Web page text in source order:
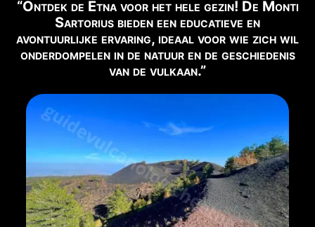
⚠️ ZUGANG ZUM GIPFEL
Nur mit autorisiertem Guide.
BLICK AUF DEN VULKAN
✅ EMPFOHLENE AUSFLÜGE FÜR DIESE ZEIT
Nachfolgend finden Sie die in diesem Zeitraum
verfügbaren Ausflüge:
❄️ Krater von 2002 oder Schneeschuh (bei
Buchen
“Ontdek de Etna voor het hele gezin! De Monti
Sartorius bieden een educatieve en
avontuurlijke ervaring, ideaal voor wie zich wil
onderdompelen in de natuur en de geschiedenis
van de vulkaan.”